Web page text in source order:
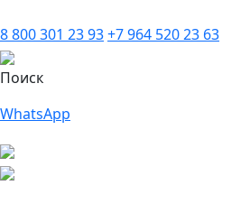
8 800 301 23 93+7 964 520 23 63
Поиск
WhatsApp